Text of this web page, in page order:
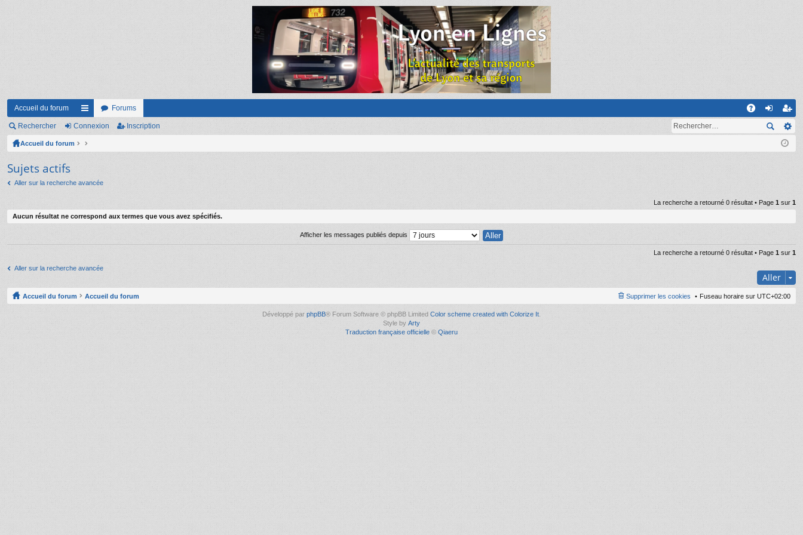
Accueil du forum
ac
co
ci
Forums
on ns
cri
Rechercher Connexion Inscription
Accueil du forum
Sujets actifs
Aller sur la recherche avancée
La recherche a retourné 0 résultat • Page 1 sur 1
Aucun résultat ne correspond aux termes que vous avez spécifiés.
Afficher les messages publiés depuis
La recherche a retourné 0 résultat • Page 1 sur 1
Aller sur la recherche avancée
Aller
Accueil du forum Accueil du forum Fuseau horaire sur UTC+02:00
Supprimer les cookies
Développé par phpBB® Forum Software © phpBB Limited Color scheme created with Colorize It
Style by Arty
Traduction française officielle © Qiaeru